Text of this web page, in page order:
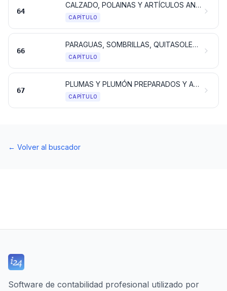
64
CALZADO, POLAINAS Y ARTÍCULOS ANÁLOGOS; PARTES DE ESTOS ARTÍCULOS
CAPÍTULO
66
PARAGUAS, SOMBRILLAS, QUITASOLES, BASTONES, BASTONES ASIENTO, LÁTIGOS, FUSTAS, Y SUS PARTES
CAPÍTULO
67
PLUMAS Y PLUMÓN PREPARADOS Y ARTÍCULOS DE PLUMAS O PLUMÓN; FLORES ARTIFICIALES; MANUFACTURAS DE CABELLO
CAPÍTULO
← Volver al buscador
Software de contabilidad profesional utilizado por